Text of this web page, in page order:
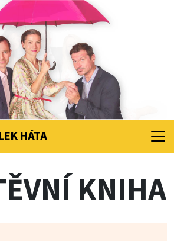
HÁTA
KNIHA